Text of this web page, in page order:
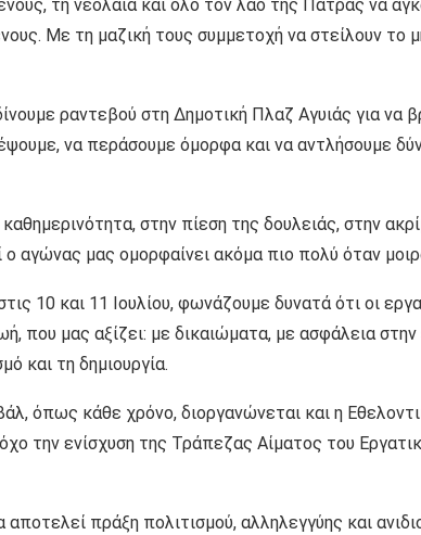
τη νεολαία και όλο τον λαό της Πάτρας να
Με τη μαζική τους συμμετοχή να στείλουν το
ραντεβού στη Δημοτική Πλαζ Αγυιάς για να
να περάσουμε όμορφα και να αντλήσουμε
στην πίεση της δουλειάς, στην
ο αγώνας μας ομορφαίνει ακόμα πιο πολύ όταν
10 και 11 Ιουλίου, φωνάζουμε δυνατά ότι οι
που μας αξίζει: με δικαιώματα, με ασφάλεια
και τη δημιουργία.
όπως κάθε χρόνο, διοργανώνεται και η
την ενίσχυση της Τράπεζας Αίματος του
αποτελεί πράξη πολιτισμού, αλληλεγγύης και